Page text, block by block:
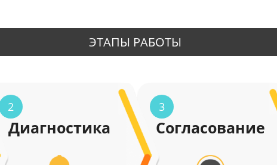
ЭТАПЫ РАБОТЫ
2
Диагностика
3
Согласование